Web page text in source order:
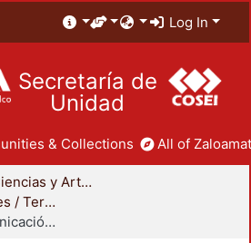
Log In
Secretaría de
Unidad
& Collections All of
División de Ciencias y Artes para el Diseño
Proyectos Integrales / Terminales - Licenciatura
Diseño de la Comunicación Gráfica - Proyectos Integrales